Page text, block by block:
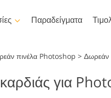
Παραδείγματα
Photoshop
όλα τα
πινέλα Photoshop > Δωρεάν
για